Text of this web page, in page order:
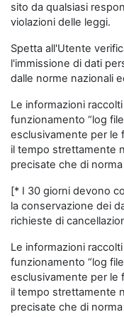
sito da qualsiasi
violazioni delle leggi.
Spetta all'Utente
l'immissione di dati
dalle norme nazionali
Le informazioni
funzionamento “log
esclusivamente per le
il tempo strettamente
precisate che di
[* I 30 giorni devono
la conservazione dei
richieste di
Le informazioni
funzionamento “log
esclusivamente per le
il tempo strettamente
precisate che di